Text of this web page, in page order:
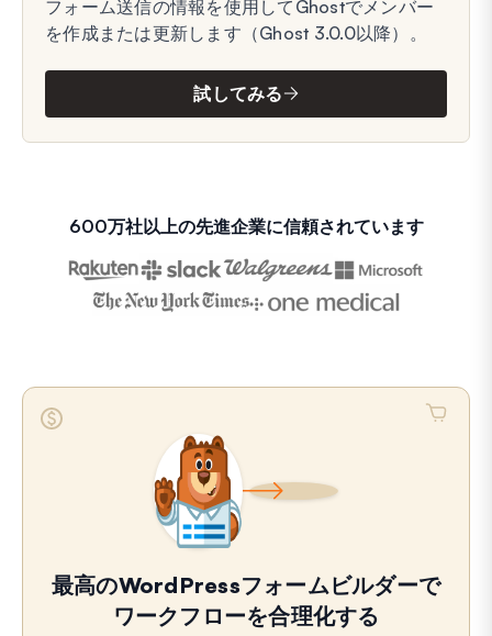
フォーム送信の情報を使用してGhostでメンバー
を作成または更新します（Ghost 3.0.0以降）。
試してみる
600万社以上の先進企業に信頼されています
最高のWordPressフォームビルダーで
ワークフローを合理化する